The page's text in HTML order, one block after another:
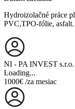
Hydroizolačné práce
PVC,TPO-fólie, asfalt.
NI - PA INVEST s.r.o.
Loading...
1000€ /za mesiac